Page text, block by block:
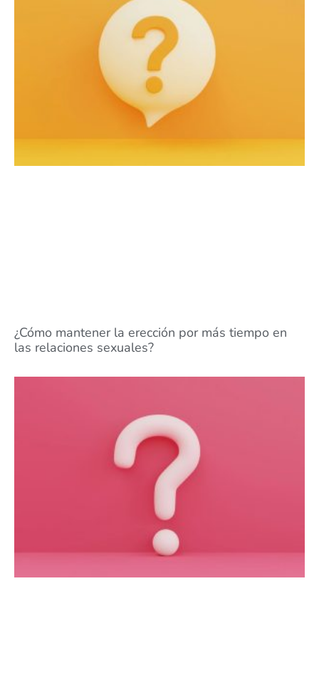
¿Cómo mantener la erección por más tiempo en
las relaciones sexuales?